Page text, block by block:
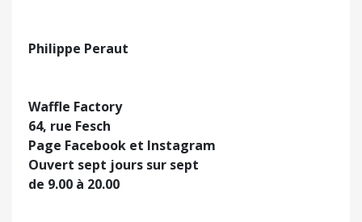
Philippe Peraut
Waffle Factory
64, rue Fesch
Page Facebook et Instagram
Ouvert sept jours sur sept
de 9.00 à 20.00